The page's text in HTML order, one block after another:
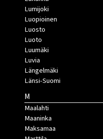
Lumijoki
Luopioinen
Luosto
Luoto
Luumäki
Luvia
Längelmäki
Länsi-Suomi
M
Maalahti
Maaninka
Maksamaa